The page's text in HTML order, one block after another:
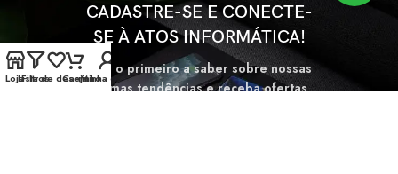
CADASTRE-SE E CONECTE-
SE À ATOS INFORMÁTICA!
Seja o primeiro a saber sobre nossas
últimas tendências e receba ofertas
LojaFiltros
Lista de desejos
CarrinhoMinha conta